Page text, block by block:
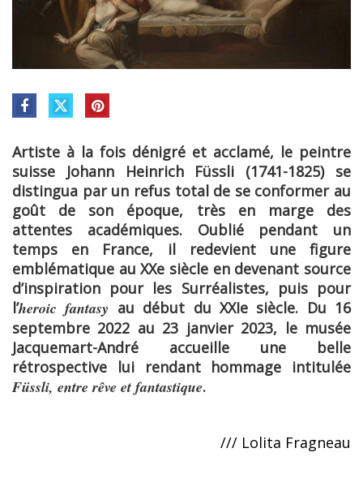
Artiste à la fois dénigré et acclamé, le peintre
suisse Johann Heinrich Füssli (1741-1825) se
distingua par un refus total de se conformer au
goût de son époque, très en marge des
attentes académiques. Oublié pendant un
temps en France, il redevient une figure
emblématique au XXe siècle en devenant source
d’inspiration pour les Surréalistes, puis pour
l’heroic fantasy au début du XXIe siècle. Du 16
septembre 2022 au 23 janvier 2023, le musée
Jacquemart-André accueille une belle
rétrospective lui rendant hommage intitulée
Füssli, entre rêve et fantastique.
/// Lolita Fragneau